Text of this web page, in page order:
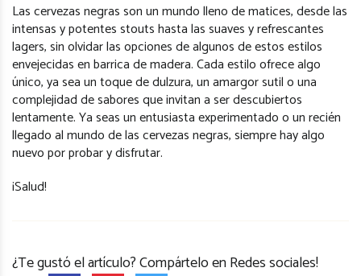
Las cervezas negras son un mundo lleno de matices, desde las
intensas y potentes stouts hasta las suaves y refrescantes
lagers, sin olvidar las opciones de algunos de estos estilos
envejecidas en barrica de madera. Cada estilo ofrece algo
único, ya sea un toque de dulzura, un amargor sutil o una
complejidad de sabores que invitan a ser descubiertos
lentamente. Ya seas un entusiasta experimentado o un recién
llegado al mundo de las cervezas negras, siempre hay algo
nuevo por probar y disfrutar.
¡Salud!
¿Te gustó el artículo? Compártelo en Redes sociales!